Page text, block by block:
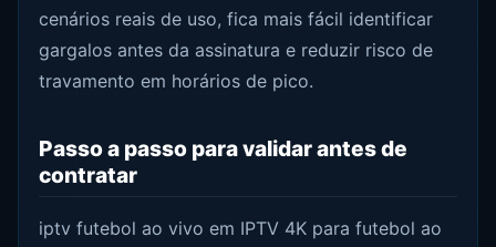
cenários reais de uso, fica mais fácil identificar
gargalos antes da assinatura e reduzir risco de
travamento em horários de pico.
Passo a passo para validar antes de
contratar
iptv futebol ao vivo em IPTV 4K para futebol ao